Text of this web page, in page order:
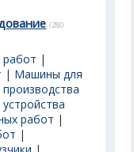
(280
|
| Машины для
работ |
|